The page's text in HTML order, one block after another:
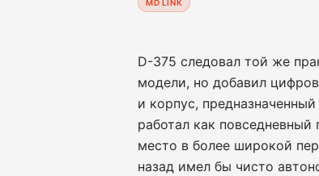
MD LINK
D-375 следовал той же
модели, но добавил
и корпус,
работал как
место в более широкой
назад имел бы чисто